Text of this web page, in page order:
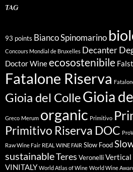
TAG
93 points Bianco Spinomarino
Concours Mondial de Bruxelles Decanter
Doctor Wineecosostenibile
Fatalone Riserva
Gioia del ColleGioia
Greco Merum organic Primitivo
Primitivo Riserva DOC
Raw Wine Fair REAL WINE FAIR Slow Food
sustainableTeres VeronelliVertical
VINITALY World Atlas of Wine World Wine